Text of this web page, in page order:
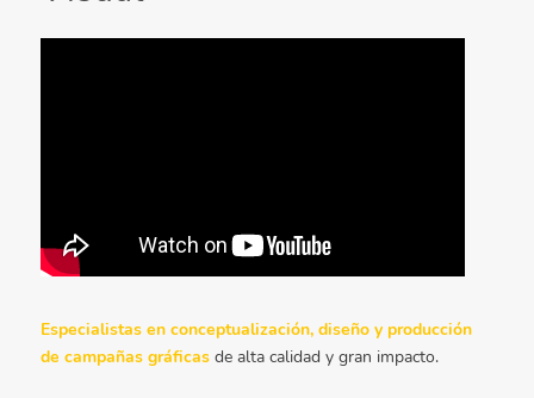
Especialistas en conceptualización, diseño y producción
de campañas gráficasde alta calidad y gran impacto.